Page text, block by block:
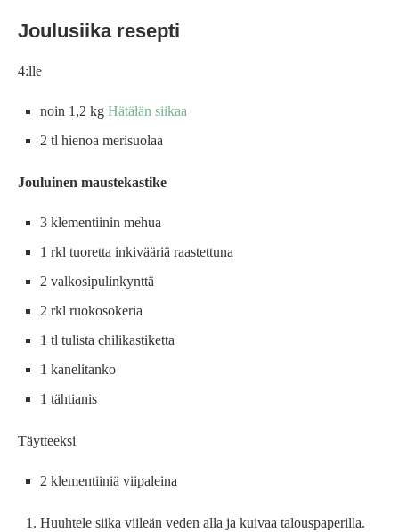
Joulusiika resepti
4:lle
noin 1,2 kg Hätälän siikaa
2 tl hienoa merisuolaa
Jouluinen maustekastike
3 klementiinin mehua
1 rkl tuoretta inkivääriä raastettuna
2 valkosipulinkynttä
2 rkl ruokosokeria
1 tl tulista chilikastiketta
1 kanelitanko
1 tähtianis
Täytteeksi
2 klementiiniä viipaleina
Huuhtele siika viileän veden alla ja kuivaa talouspaperilla.